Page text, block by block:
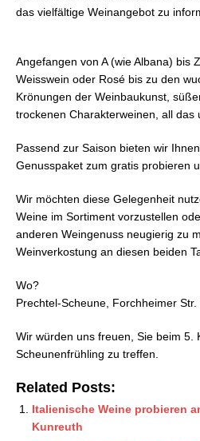
das vielfältige Weinangebot zu
Angefangen von A (wie Albana) bis
Weisswein oder Rosé bis zu den
Krönungen der Weinbaukunst,
trockenen Charakterweinen, all das
Passend zur Saison bieten wir
Genusspaket zum gratis probieren
Wir möchten diese Gelegenheit
Weine im Sortiment vorzustellen
anderen Weingenuss neugierig zu
Weinverkostung an diesen beiden
Wo?
Prechtel-Scheune, Forchheimer
Wir würden uns freuen, Sie beim 5.
Scheunenfrühling zu treffen.
Related Posts:
Italienische Weine probieren
Kunreuth